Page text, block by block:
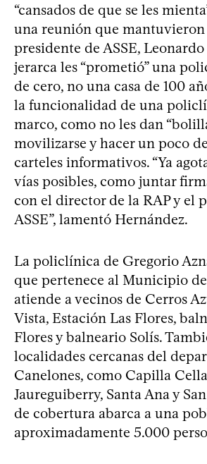
“cansados de que se les
una reunión que mantuvieron
presidente de ASSE,
jerarca les “prometió” una
de cero, no una casa de 100
la funcionalidad de una
marco, como no les dan
movilizarse y hacer un poco
carteles informativos. “Ya
vías posibles, como juntar
con el director de la RAP y el
ASSE”, lamentó Hernández.
La policlínica de Gregorio
que pertenece al Municipio
atiende a vecinos de Cerros
Vista, Estación Las Flores,
Flores y balneario Solís.
localidades cercanas del
Canelones, como Capilla
Jaureguiberry, Santa Ana y
de cobertura abarca a una
aproximadamente 5.000